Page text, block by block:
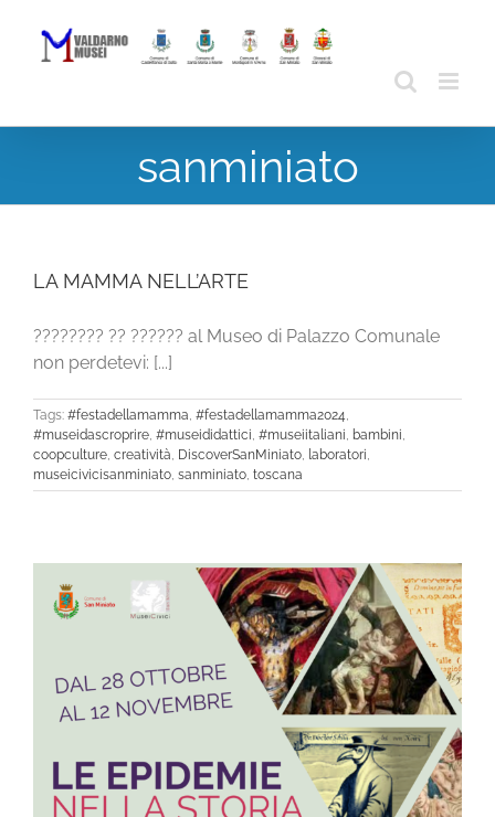
content
sanminiato
LA MAMMA NELL’ARTE
???????? ?? ?????? al Museo di Palazzo Comunale
non perdetevi: [...]
Tags: #festadellamamma, #festadellamamma2024,
#museidascroprire, #museididattici, #museiitaliani, bambini,
coopculture, creatività, DiscoverSanMiniato, laboratori,
museicivicisanminiato, sanminiato, toscana